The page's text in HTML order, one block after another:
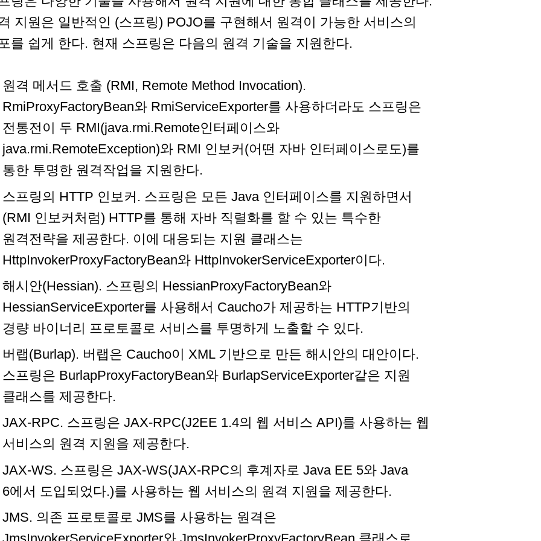
지원은 일반적인 (스프링) POJO를 구현해서 원격이 가능한 서비스의
를 쉽게 한다. 현재 스프링은 다음의 원격 기술을 지원한다.
원격 메서드 호출 (RMI, Remote Method Invocation).
RmiProxyFactoryBean와 RmiServiceExporter를 사용하더라도 스프링은
전통전이 두 RMI(java.rmi.Remote인터페이스와
java.rmi.RemoteException)와 RMI 인보커(어떤 자바 인터페이스로도)를
통한 투명한 원격작업을 지원한다.
스프링의 HTTP 인보커. 스프링은 모든 Java 인터페이스를 지원하면서
(RMI 인보커처럼) HTTP를 통해 자바 직렬화를 할 수 있는 특수한
원격전략을 제공한다. 이에 대응되는 지원 클래스는
HttpInvokerProxyFactoryBean와 HttpInvokerServiceExporter이다.
해시안(Hessian). 스프링의 HessianProxyFactoryBean와
HessianServiceExporter를 사용해서 Caucho가 제공하는 HTTP기반의
경량 바이너리 프로토콜로 서비스를 투명하게 노출할 수 있다.
버랩(Burlap). 버랩은 Caucho이 XML 기반으로 만든 해시안의 대안이다.
스프링은 BurlapProxyFactoryBean와 BurlapServiceExporter같은 지원
클래스를 제공한다.
JAX-RPC. 스프링은 JAX-RPC(J2EE 1.4의 웹 서비스 API)를 사용하는 웹
서비스의 원격 지원을 제공한다.
JAX-WS. 스프링은 JAX-WS(JAX-RPC의 후계자로 Java EE 5와 Java
6에서 도입되었다.)를 사용하는 웹 서비스의 원격 지원을 제공한다.
JMS. 의존 프로토콜로 JMS를 사용하는 원격은